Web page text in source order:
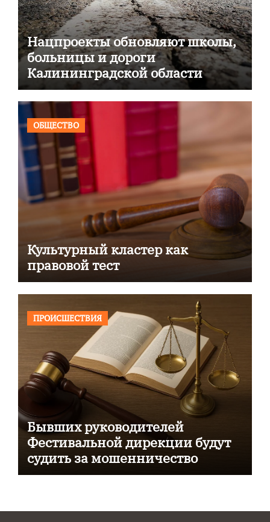
Нацпроекты обновляют школы,
больницы и дороги
Калининградской области
ОБЩЕСТВО
Культурный кластер как
правовой тест
ПРОИСШЕСТВИЯ
Бывших руководителей
Фестивальной дирекции будут
судить за мошенничество